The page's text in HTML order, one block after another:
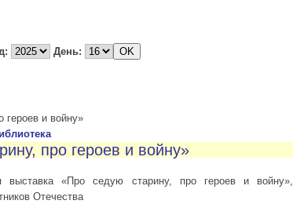
День:
героев и войну»
про героев и войну»
выставка «Про седую старину, про героев и войну»,
Отечества